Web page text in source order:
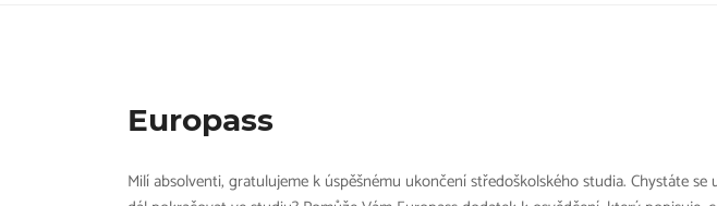
Europass
Milí absolventi, gratulujeme k úspěšnému ukončení středoškolského studia. Chystáte